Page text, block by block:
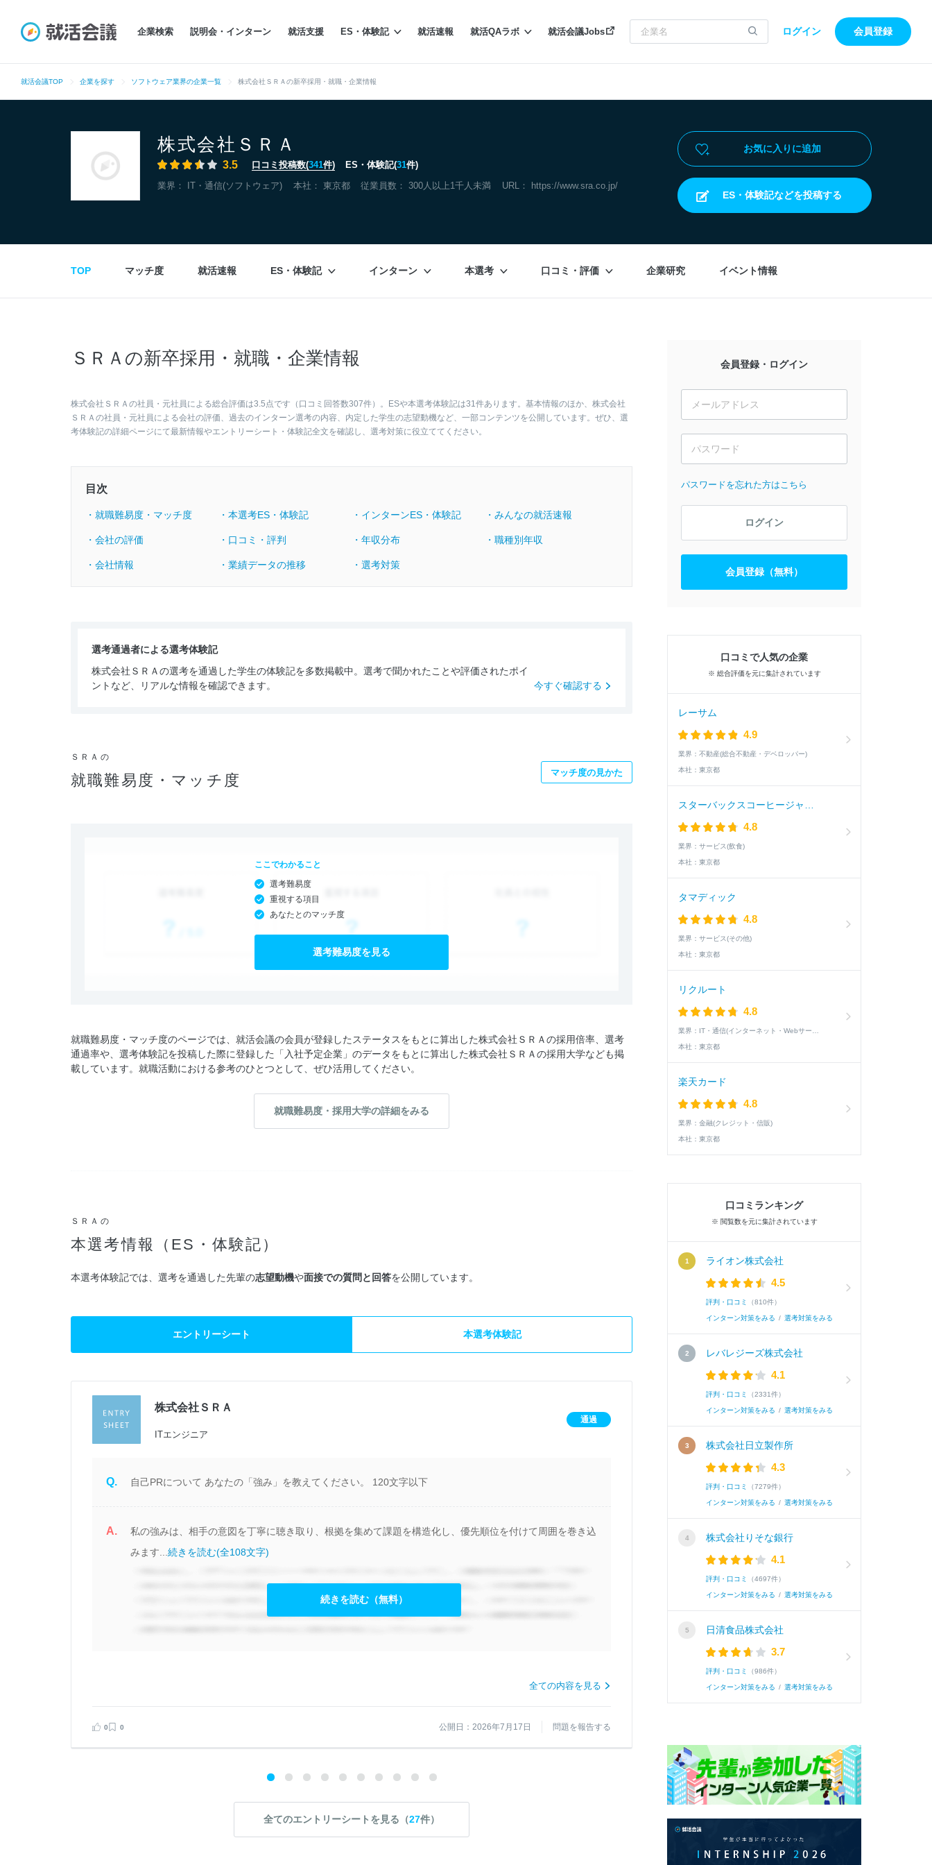
企業検索 説明会・インターン 就活支援 ES・体験記 就活速報 就活QAラボ 就活会議Jobs ログイン 会員登録
就活会議TOP 企業を探す ソフトウェア業界の企業一覧 株式会社ＳＲＡの新卒採用・就職・企業情報
株式会社ＳＲＡ
3.5 口コミ投稿数(341件) ES・体験記(31件)
業界： IT・通信(ソフトウェア) 本社： 東京都 従業員数： 300人以上1千人未満 URL： https://www.sra.co.jp/
お気に入りに追加
ES・体験記などを投稿する
TOP マッチ度 就活速報 ES・体験記 インターン 本選考 口コミ・評価 企業研究 イベント情報
ＳＲＡの新卒採用・就職・企業情報
株式会社ＳＲＡの社員・元社員による総合評価は3.5点です（口コミ回答数307件）。ESや本選考体験記は31件あります。基本情報のほか、株式会社
ＳＲＡの社員・元社員による会社の評価、過去のインターン選考の内容、内定した学生の志望動機など、一部コンテンツを公開しています。ぜひ、選
考体験記の詳細ページにて最新情報やエントリーシート・体験記全文を確認し、選考対策に役立ててください。
目次
・就職難易度・マッチ度 ・本選考ES・体験記 ・インターンES・体験記 ・みんなの就活速報
・会社の評価 ・口コミ・評判 ・年収分布 ・職種別年収
・会社情報 ・業績データの推移 ・選考対策
選考通過者による選考体験記
株式会社ＳＲＡの選考を通過した学生の体験記を多数掲載中。選考で聞かれたことや評価されたポイ
ントなど、リアルな情報を確認できます。
今すぐ確認する
ＳＲＡの
就職難易度・マッチ度 マッチ度の見かた
ここでわかること
選考難易度
重視する項目
あなたとのマッチ度
選考難易度を見る
就職難易度・マッチ度のページでは、就活会議の会員が登録したステータスをもとに算出した株式会社ＳＲＡの採用倍率、選考
通過率や、選考体験記を投稿した際に登録した「入社予定企業」のデータをもとに算出した株式会社ＳＲＡの採用大学なども掲
載しています。就職活動における参考のひとつとして、ぜひ活用してください。
就職難易度・採用大学の詳細をみる
ＳＲＡの
本選考情報（ES・体験記）
本選考体験記では、選考を通過した先輩の志望動機や面接での質問と回答を公開しています。
エントリーシート 本選考体験記
株式会社ＳＲＡ
ITエンジニア
通過
Q. 自己PRについて あなたの「強み」を教えてください。 120文字以下
A.
私の強みは、相手の意図を丁寧に聴き取り、根拠を集めて課題を構造化し、優先順位を付けて周囲を巻き込
みます... 続きを読む(全108文字)
続きを読む（無料）
全ての内容を見る
0 0 公開日：2026年7月17日 問題を報告する
株式会社ＳＲＡ
Q. 以下、自己PRについてご入力ください。 ①あ
私の強みは、ボトムアップ型のリーダーシップ
全てのエントリーシートを見る（27件）
会員登録・ログイン
パスワードを忘れた方はこちら
ログイン
会員登録（無料）
口コミで人気の企業
※ 総合評価を元に集計されています
レーサム
4.9
業界： 不動産(総合不動産・デベロッパー)
本社： 東京都
4.8
業界： サービス(飲食)
本社： 東京都
タマディック
4.8
業界： サービス(その他)
本社： 東京都
リクルート
4.8
業界：
本社： 東京都
楽天カード
4.8
業界： 金融(クレジット・信販)
本社： 東京都
口コミランキング
※ 閲覧数を元に集計されています
ライオン株式会社
4.5
評判・口コミ （810件）
インターン対策をみる / 選考対策をみる
レバレジーズ株式会社
4.1
評判・口コミ （2331件）
インターン対策をみる / 選考対策をみる
株式会社日立製作所
4.3
評判・口コミ （7279件）
インターン対策をみる / 選考対策をみる
株式会社りそな銀行
4.1
評判・口コミ （4697件）
インターン対策をみる / 選考対策をみる
日清食品株式会社
3.7
評判・口コミ （986件）
インターン対策をみる / 選考対策をみる